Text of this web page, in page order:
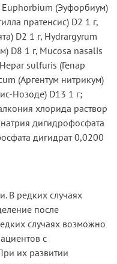
(Эуфорбиум)
пратенсис) D2 1 г,
D2 1 г, Hydrargyrum
D8 1 г, Mucosa nasalis
sulfuris (Гепар
(Аргентум нитрикум)
Нозоде) D13 1 г;
хлорида раствор
дигидрофосфата
дигидрат 0,0200
В редких случаях
после
случаях возможно
с
их развитии